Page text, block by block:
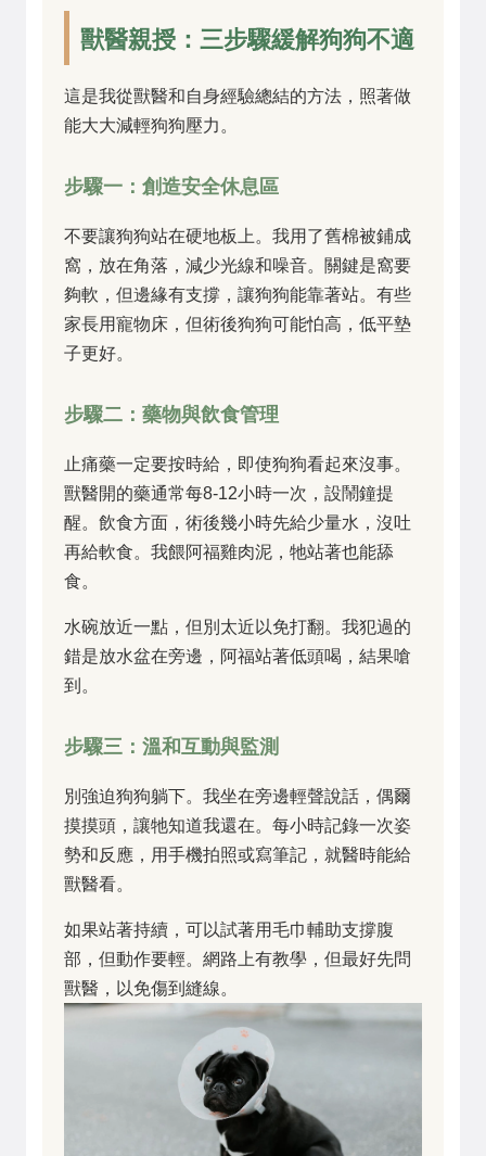
獸醫親授：三步驟緩解狗狗不適
這是我從獸醫和自身經驗總結的方法，照著做
能大大減輕狗狗壓力。
步驟一：創造安全休息區
不要讓狗狗站在硬地板上。我用了舊棉被鋪成
窩，放在角落，減少光線和噪音。關鍵是窩要
夠軟，但邊緣有支撐，讓狗狗能靠著站。有些
家長用寵物床，但術後狗狗可能怕高，低平墊
子更好。
步驟二：藥物與飲食管理
止痛藥一定要按時給，即使狗狗看起來沒事。
獸醫開的藥通常每8-12小時一次，設鬧鐘提
醒。飲食方面，術後幾小時先給少量水，沒吐
再給軟食。我餵阿福雞肉泥，牠站著也能舔
食。
水碗放近一點，但別太近以免打翻。我犯過的
錯是放水盆在旁邊，阿福站著低頭喝，結果嗆
到。
步驟三：溫和互動與監測
別強迫狗狗躺下。我坐在旁邊輕聲說話，偶爾
摸摸頭，讓牠知道我還在。每小時記錄一次姿
勢和反應，用手機拍照或寫筆記，就醫時能給
獸醫看。
如果站著持續，可以試著用毛巾輔助支撐腹
部，但動作要輕。網路上有教學，但最好先問
獸醫，以免傷到縫線。